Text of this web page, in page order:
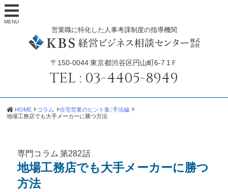
MENU
営業職に特化した人事考課制度の指導機関
〒150-0044東京都渋谷区円山町6-7 1Ｆ
TEL : 03-4405-8949
HOME コラム 住宅営業のヒント集：手法編
地場工務店でも大手メーカーに勝つ方法
専門コラム第282話
地場工務店でも大手メーカーに勝つ
方法